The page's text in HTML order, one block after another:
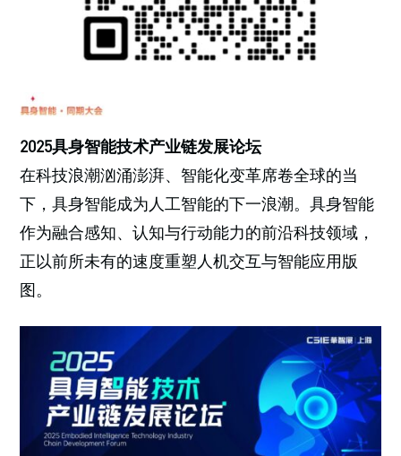
2025具身智能技术产业链发展论坛
在科技浪潮汹涌澎湃、智能化变革席卷全球的当
下，具身智能成为人工智能的下一浪潮。具身智能
作为融合感知、认知与行动能力的前沿科技领域，
正以前所未有的速度重塑人机交互与智能应用版
图。